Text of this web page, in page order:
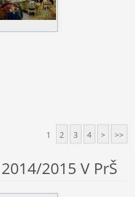
1 2 3 4 > >>
2015 V PrŠ